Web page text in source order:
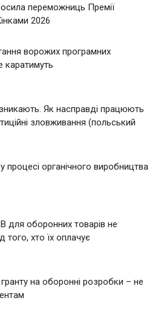
переможниць Премії
2026
ворожих програмних
каратимуть
Як насправді працюють
зловживання (польський
процесі органічного виробництва
для оборонних товарів не
того, хто їх оплачує
на оборонні розробки – не